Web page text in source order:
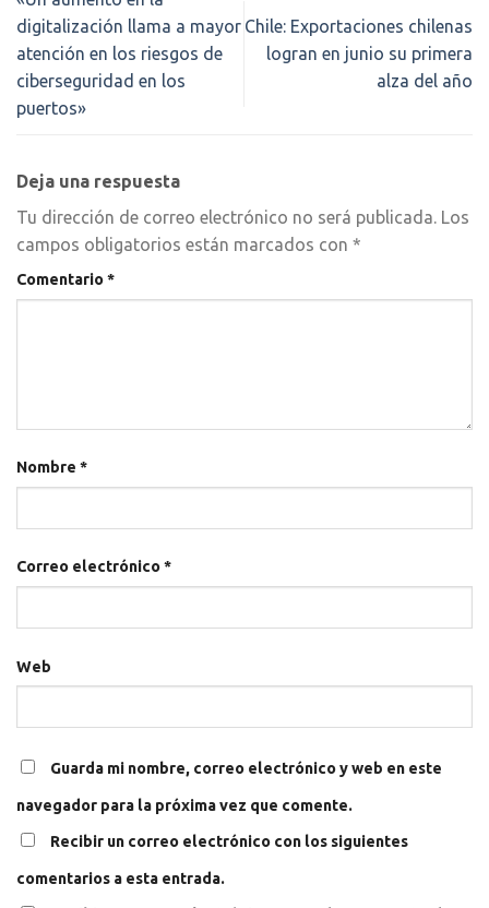
digitalización llama a mayor
atención en los riesgos de
ciberseguridad en los
puertos»
Chile: Exportaciones chilenas
logran en junio su primera
alza del año
Deja una respuesta
Tu dirección de correo electrónico no será publicada. Los
campos obligatorios están marcados con *
Comentario*
Nombre *
Correo electrónico*
Web
Guarda mi nombre, correo electrónico y web en este
navegador para la próxima vez que comente.
Recibir un correo electrónico con los siguientes
comentarios a esta entrada.